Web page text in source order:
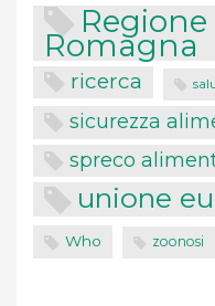
Romagna
ricerca
sicurezza
spreco
unione
Who zoonosi